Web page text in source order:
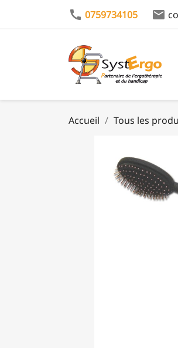
call 0759734105 email
Accueil Tous les